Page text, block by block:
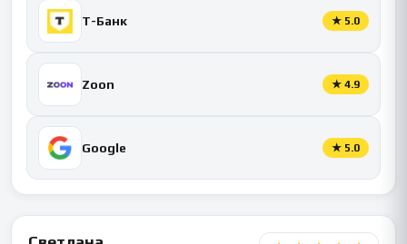
Т-Банк ★ 5.0
Zoon ★ 4.9
Google ★ 5.0